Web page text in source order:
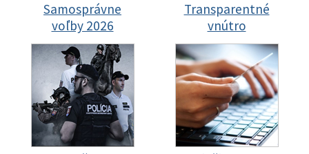
Samosprávne
voľby 2026
Transparentné
vnútro